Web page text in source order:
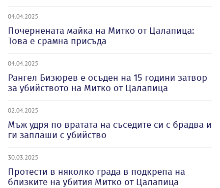
04.04.2025
Почернената майка на Митко от Цалапица:
Това е срамна присъда
04.04.2025
Рангел Бизюрев е осъден на 15 години затвор
за убийството на Митко от Цалапица
02.04.2025
Мъж удря по вратата на съседите си с брадва и
ги заплаши с убийство
30.03.2025
Протести в няколко града в подкрепа на
близките на убития Митко от Цалапица